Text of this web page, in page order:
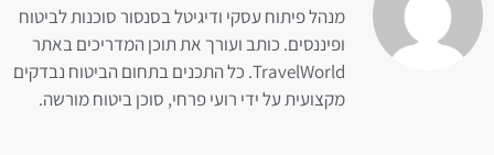
מנהל פיתוח עסקי ודיגיטל בסנסור סוכנות לביטוח
ופיננסים. כותב ועורך את תוכן המדריכים באתר
TravelWorld. כל התכנים בתחום הביטוח נבדקים
מקצועית על ידי רועי פרחי, סוכן ביטוח מורשה.